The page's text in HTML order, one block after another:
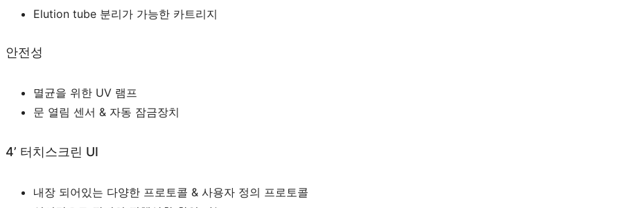
Elution tube 분리가 가능한 카트리지
안전성
멸균을 위한 UV 램프
문 열림 센서 & 자동 잠금장치
4’ 터치스크린 UI
내장 되어있는 다양한 프로토콜 & 사용자 정의 프로토콜